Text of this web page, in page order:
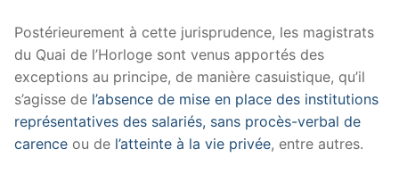
Postérieurement à cette jurisprudence, les magistrats
du Quai de l’Horloge sont venus apportés des
exceptions au principe, de manière casuistique, qu’il
s’agisse de l’absence de mise en place des institutions
représentatives des salariés, sans procès-verbal de
carence ou de l’atteinte à la vie privée, entre autres.